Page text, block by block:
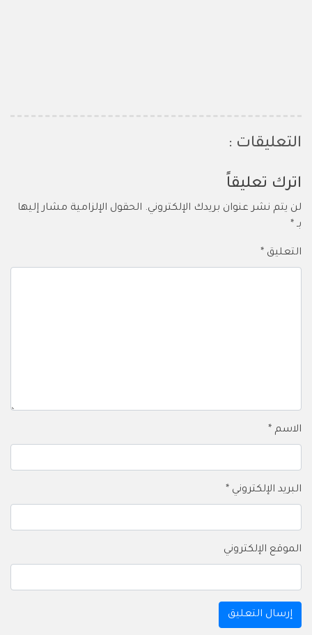
التعليقات :
اترك تعليقاً
لن يتم نشر عنوان بريدك الإلكتروني. الحقول الإلزامية مشار إليها
بـ *
التعليق *
الاسم *
البريد الإلكتروني *
الموقع الإلكتروني